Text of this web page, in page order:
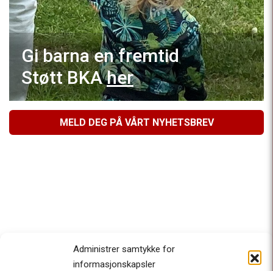
Administrer samtykke for
informasjonskapsler
Gi barna en fremtid
Støtt BKAher
MELD DEG PÅ VÅRT NYHETSBREV